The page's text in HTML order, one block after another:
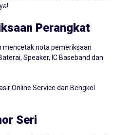
Perangkat
mencetak nota pemeriksaan
Speaker, IC Baseband dan
Online Service dan Bengkel
Seri